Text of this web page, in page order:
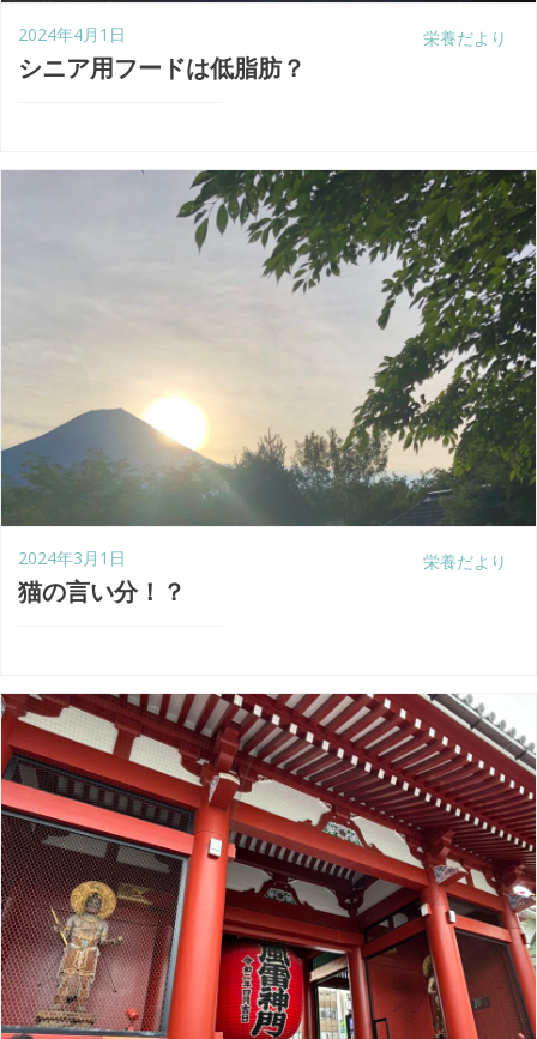
栄養だより
2024年4月1日
シニア用フードは低脂肪？
栄養だより
2024年3月1日
猫の言い分！？